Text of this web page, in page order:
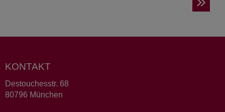
KONTAKT
Destouchesstr. 68
80796 München